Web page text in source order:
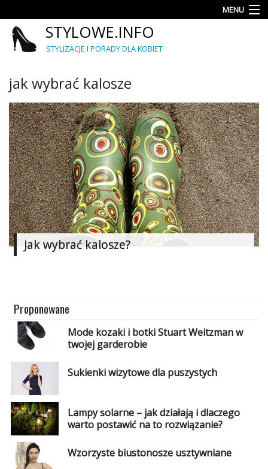
MENU
Moda
Trendy
Fryzury
Najlepsze
Kategorie
Dodaj
STYLOWE.INFO
STYLIZACJE I PORADY DLA KOBIET
jak wybrać kalosze
Jak wybrać kalosze?
Proponowane
Mode kozaki i botki Stuart Weitzman w
twojej garderobie
Sukienki wizytowe dla puszystych
Lampy solarne – jak działają i dlaczego
warto postawić na to rozwiązanie?
Wzorzyste biustonosze usztywniane